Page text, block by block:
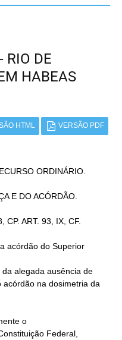
RIO DE
HABEAS
HTML VERSÃO PDF
ORDINÁRIO.
o